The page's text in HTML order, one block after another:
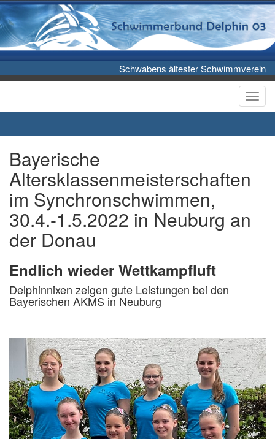
Schwabens ältester Schwimmverein
Bayerische
Altersklassenmeisterschaften
im Synchronschwimmen,
30.4.-1.5.2022 in Neuburg an
der Donau
Endlich wieder Wettkampfluft
Delphinnixen zeigen gute Leistungen bei den
Bayerischen AKMS in Neuburg